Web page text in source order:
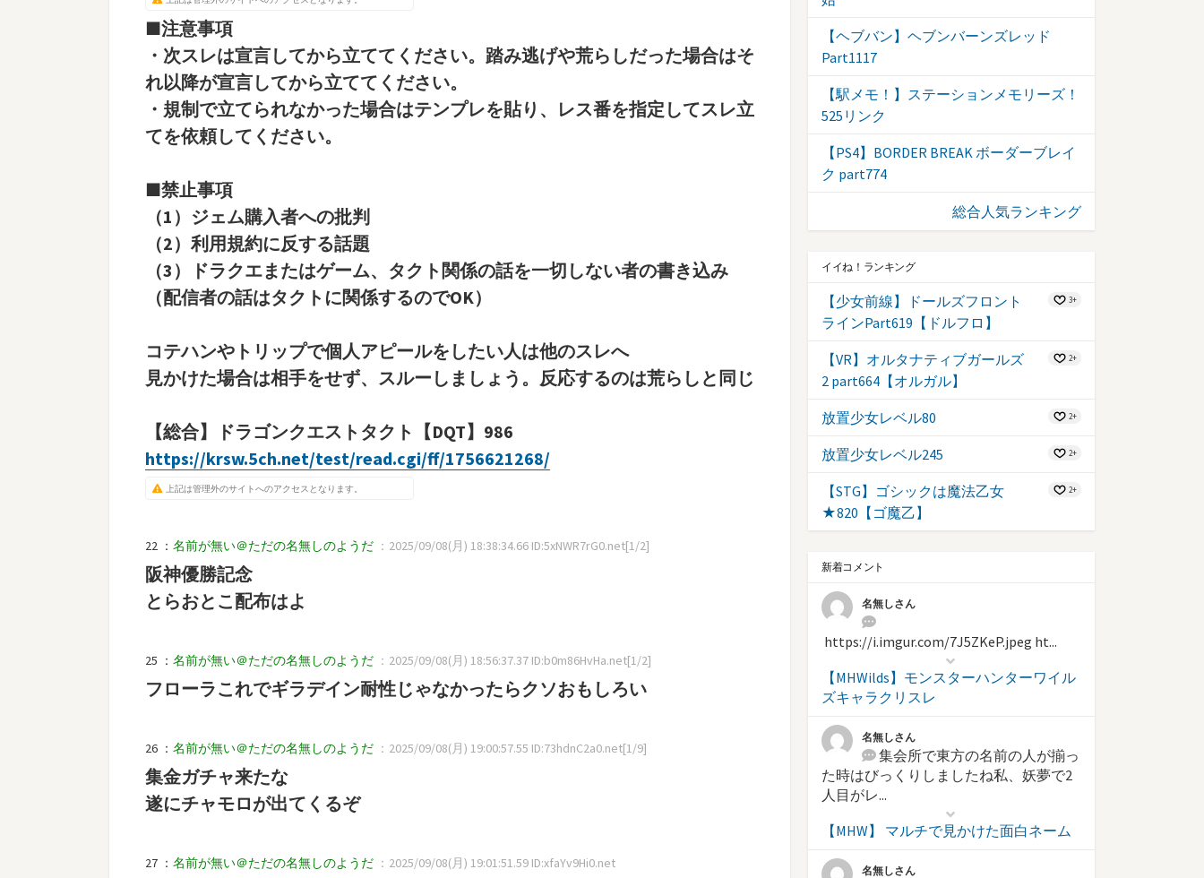
■注意事項
・次スレは宣言してから立ててください。踏み逃げや荒らしだった場合はそ
れ以降が宣言してから立ててください。
・規制で立てられなかった場合はテンプレを貼り、レス番を指定してスレ立
てを依頼してください。
■禁止事項
（1）ジェム購入者への批判
（2）利用規約に反する話題
（3）ドラクエまたはゲーム、タクト関係の話を一切しない者の書き込み
（配信者の話はタクトに関係するのでOK）
コテハンやトリップで個人アピールをしたい人は他のスレへ
見かけた場合は相手をせず、スルーしましょう。反応するのは荒らしと同じ
【総合】ドラゴンクエストタクト【DQT】986
https://krsw.5ch.net/test/read.cgi/ff/1756621268/
上記は管理外のサイトへのアクセスとなります。
22 ： 名前が無い＠ただの名無しのようだ ：2025/09/08(月) 18:38:34.66 ID:5xNWR7rG0.net[1/2]
阪神優勝記念
とらおとこ配布はよ
25 ： 名前が無い＠ただの名無しのようだ ：2025/09/08(月) 18:56:37.37 ID:b0m86HvHa.net[1/2]
フローラこれでギラデイン耐性じゃなかったらクソおもしろい
26 ： 名前が無い＠ただの名無しのようだ ：2025/09/08(月) 19:00:57.55 ID:73hdnC2a0.net[1/9]
集金ガチャ来たな
遂にチャモロが出てくるぞ
27 ： 名前が無い＠ただの名無しのようだ ：2025/09/08(月) 19:01:51.59 ID:xfaYv9Hi0.net
【ヘブバン】ヘブンバーンズレッド
Part1117
【駅メモ！】ステーションメモリーズ！
525リンク
【PS4】BORDER BREAK ボーダーブレイ
ク part774
総合人気ランキング
イイね！ランキング
【少女前線】ドールズフロント
ラインPart619【ドルフロ】
3+
【VR】オルタナティブガールズ
2 part664【オルガル】
2+
放置少女レベル80 2+
放置少女レベル245 2+
【STG】ゴシックは魔法乙女
★820【ゴ魔乙】
2+
新着コメント
名無しさん
https://i.imgur.com/7J5ZKeP.jpeg ht...
【MHWilds】モンスターハンターワイル
ズキャラクリスレ
名無しさん
集会所で東方の名前の人が揃っ
た時はびっくりしましたね私、妖夢で2
人目がレ...
【MHW】 マルチで見かけた面白ネーム
名無しさん